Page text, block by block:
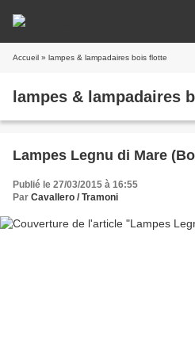
Accueil » lampes & lampadaires bois flotte
lampes & lampadaires
Lampes Legnu di Mare
Publié le 27/03/2015 à 16:55
Par Cavallero / Tramoni